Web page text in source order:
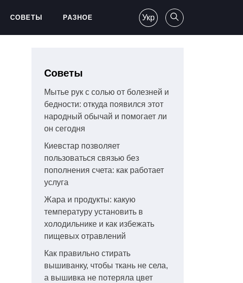
СОВЕТЫ РАЗНОЕ Укр
Советы
Мытье рук с солью от болезней и
бедности: откуда появился этот
народный обычай и помогает ли
он сегодня
Киевстар позволяет
пользоваться связью без
пополнения счета: как работает
услуга
Жара и продукты: какую
температуру установить в
холодильнике и как избежать
пищевых отравлений
Как правильно стирать
вышиванку, чтобы ткань не села,
а вышивка не потеряла цвет